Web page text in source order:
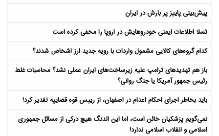
پیش‌بینی پاییز پر بارش در ایران
تسلا اطلاعات ایمنی خودروهایش در اروپا را مخفی کرده است
کدام گروه‌های کالایی مشمول واردات با رویه جدید ارز اشخاص شدند؟
باز هم تهدیدهای ترامپ علیه زیرساخت‌های ایران عملی نشد؟ محاسبات غلط
رئیس جمهور آمریکا یا جنگ روانی؟
باید بخاطر اجرای احکام اعدام در اصفهان، از رییس قوه قضاییه تقدیر کرد!
نمی‌گویم پزشکیان خائن است، اما این الدنگ هیچ درکی از مسائل جمهوری
اسلامی و انقلاب اسلامی ندارد!